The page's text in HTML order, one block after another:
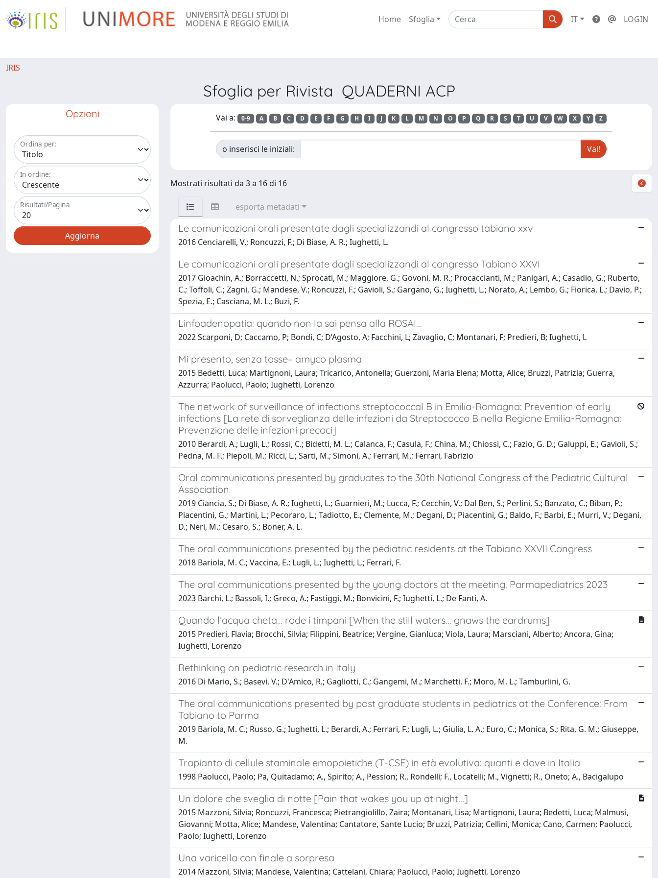
Home Sfoglia IT LOGIN
IRIS
Sfoglia per Rivista QUADERNI ACP
Opzioni
Ordina per:
In ordine:
Risultati/Pagina
Vai a: 0-9 A B C D E F G H I J K L M N O P Q R S T U V W X Y Z
o inserisci le iniziali:
Mostrati risultati da 3 a 16 di 16
esporta metadati
Le comunicazioni orali presentate dagli specializzandi al congresso tabiano xxv
2016 Cenciarelli, V.; Roncuzzi, F.; Di Biase, A. R.; Iughetti, L.
Le comunicazioni orali presentate dagli specializzandi al congresso Tabiano XXVI
2017 Gioachin, A.; Borraccetti, N.; Sprocati, M.; Maggiore, G.; Govoni, M. R.; Procaccianti, M.; Panigari, A.; Casadio, G.; Ruberto,
C.; Toffoli, C.; Zagni, G.; Mandese, V.; Roncuzzi, F.; Gavioli, S.; Gargano, G.; Iughetti, L.; Norato, A.; Lembo, G.; Fiorica, L.; Davio, P.;
Spezia, E.; Casciana, M. L.; Buzi, F.
Linfoadenopatia: quando non la sai pensa alla ROSAI...
2022 Scarponi, D; Caccamo, P; Bondi, C; D’Agosto, A; Facchini, L; Zavaglio, C; Montanari, F; Predieri, B; Iughetti, L
Mi presento, senza tosse– amyco plasma
2015 Bedetti, Luca; Martignoni, Laura; Tricarico, Antonella; Guerzoni, Maria Elena; Motta, Alice; Bruzzi, Patrizia; Guerra,
Azzurra; Paolucci, Paolo; Iughetti, Lorenzo
The network of surveillance of infections streptococcal B in Emilia-Romagna: Prevention of early
infections [La rete di sorveglianza delle infezioni da Streptococco B nella Regione Emilia-Romagna:
Prevenzione delle infezioni precoci]
2010 Berardi, A.; Lugli, L.; Rossi, C.; Bidetti, M. L.; Calanca, F.; Casula, F.; China, M.; Chiossi, C.; Fazio, G. D.; Galuppi, E.; Gavioli, S.;
Pedna, M. F.; Piepoli, M.; Ricci, L.; Sarti, M.; Simoni, A.; Ferrari, M.; Ferrari, Fabrizio
Oral communications presented by graduates to the 30th National Congress of the Pediatric Cultural
Association
2019 Ciancia, S.; Di Biase, A. R.; Iughetti, L.; Guarnieri, M.; Lucca, F.; Cecchin, V.; Dal Ben, S.; Perlini, S.; Banzato, C.; Biban, P.;
Piacentini, G.; Martini, L.; Pecoraro, L.; Tadiotto, E.; Clemente, M.; Degani, D.; Piacentini, G.; Baldo, F.; Barbi, E.; Murri, V.; Degani,
D.; Neri, M.; Cesaro, S.; Boner, A. L.
The oral communications presented by the pediatric residents at the Tabiano XXVII Congress
2018 Bariola, M. C.; Vaccina, E.; Lugli, L.; Iughetti, L.; Ferrari, F.
The oral communications presented by the young doctors at the meeting. Parmapediatrics 2023
2023 Barchi, L.; Bassoli, I.; Greco, A.; Fastiggi, M.; Bonvicini, F.; Iughetti, L.; De Fanti, A.
Quando l’acqua cheta… rode i timpani [When the still waters... gnaws the eardrums]
2015 Predieri, Flavia; Brocchi, Silvia; Filippini, Beatrice; Vergine, Gianluca; Viola, Laura; Marsciani, Alberto; Ancora, Gina;
Iughetti, Lorenzo
Rethinking on pediatric research in Italy
2016 Di Mario, S.; Basevi, V.; D'Amico, R.; Gagliotti, C.; Gangemi, M.; Marchetti, F.; Moro, M. L.; Tamburlini, G.
The oral communications presented by post graduate students in pediatrics at the Conference: From
Tabiano to Parma
2019 Bariola, M. C.; Russo, G.; Iughetti, L.; Berardi, A.; Ferrari, F.; Lugli, L.; Giulia, L. A.; Euro, C.; Monica, S.; Rita, G. M.; Giuseppe,
M.
Trapianto di cellule staminale emopoietiche (T-CSE) in età evolutiva: quanti e dove in Italia
1998 Paolucci, Paolo; Pa, Quitadamo; A., Spirito; A., Pession; R., Rondelli; F., Locatelli; M., Vignetti; R., Oneto; A., Bacigalupo
Un dolore che sveglia di notte [Pain that wakes you up at night...]
2015 Mazzoni, Silvia; Roncuzzi, Francesca; Pietrangiolillo, Zaira; Montanari, Lisa; Martignoni, Laura; Bedetti, Luca; Malmusi,
Giovanni; Motta, Alice; Mandese, Valentina; Cantatore, Sante Lucio; Bruzzi, Patrizia; Cellini, Monica; Cano, Carmen; Paolucci,
Paolo; Iughetti, Lorenzo
Una varicella con finale a sorpresa
2014 Mazzoni, Silvia; Mandese, Valentina; Cattelani, Chiara; Paolucci, Paolo; Iughetti, Lorenzo